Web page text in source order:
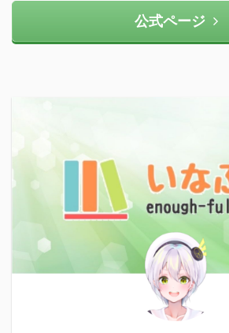
公式ページ